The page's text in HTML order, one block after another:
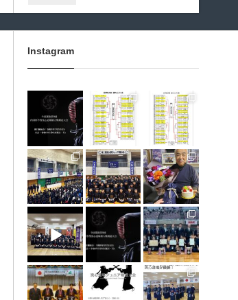
第136回愛知県剣道道場連
盟研修会トーナメント戦
龍谷高校様 OBOG来場
広島県青春英龍館道場来
愛知県の星城高校へ出稽
古
Instagram
3月 10 1月 31 1月 31
1月 30 1月 30 1月 28
12月 31 12月 5 11月 11
11月 11 11月 6 9月 11